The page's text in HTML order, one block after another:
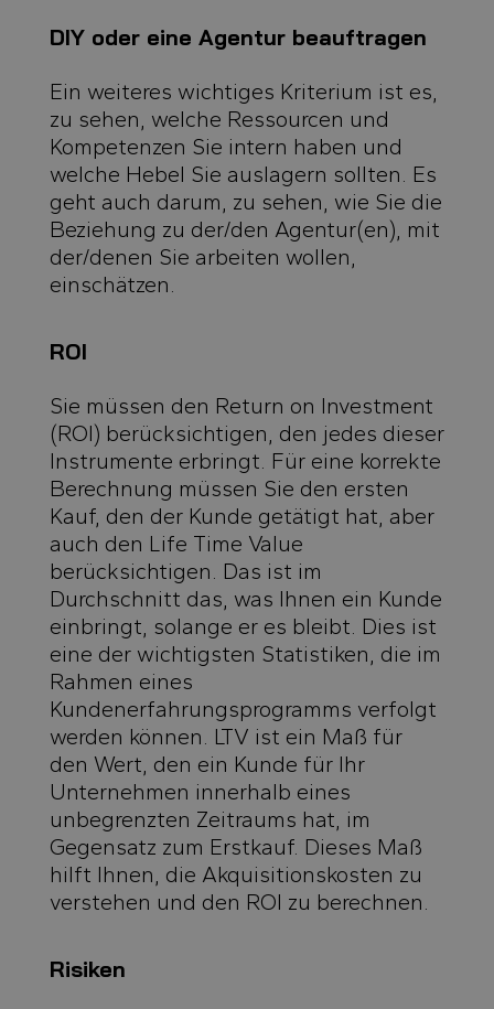
DIY oder eine Agentur beauftragen
Ein weiteres wichtiges Kriterium ist es,
zu sehen, welche Ressourcen und
Kompetenzen Sie intern haben und
welche Hebel Sie auslagern sollten. Es
geht auch darum, zu sehen, wie Sie die
Beziehung zu der/den Agentur(en), mit
der/denen Sie arbeiten wollen,
einschätzen.
ROI
Sie müssen den Return on Investment
(ROI) berücksichtigen, den jedes dieser
Instrumente erbringt. Für eine korrekte
Berechnung müssen Sie den ersten
Kauf, den der Kunde getätigt hat, aber
auch den Life Time Value
berücksichtigen. Das ist im
Durchschnitt das, was Ihnen ein Kunde
einbringt, solange er es bleibt. Dies ist
eine der wichtigsten Statistiken, die im
Rahmen eines
Kundenerfahrungsprogramms verfolgt
werden können. LTV ist ein Maß für
den Wert, den ein Kunde für Ihr
Unternehmen innerhalb eines
unbegrenzten Zeitraums hat, im
Gegensatz zum Erstkauf. Dieses Maß
hilft Ihnen, die Akquisitionskosten zu
verstehen und den ROI zu berechnen.
Risiken